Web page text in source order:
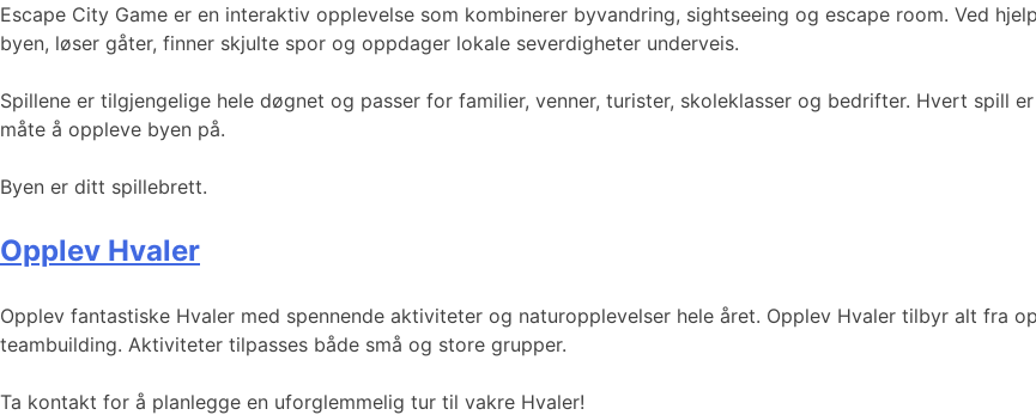
Escape City Game er en interaktiv opplevelse som kombinerer byvandring, sightseeing og escape room. Ved
byen, løser gåter, finner skjulte spor og oppdager lokale severdigheter underveis.
Spillene er tilgjengelige hele døgnet og passer for familier, venner, turister, skoleklasser og bedrifter. Hvert spill
måte å oppleve byen på.
Byen er ditt spillebrett.
Opplev Hvaler
Opplev fantastiske Hvaler med spennende aktiviteter og naturopplevelser hele året. Opplev Hvaler tilbyr alt fra
teambuilding. Aktiviteter tilpasses både små og store grupper.
Ta kontakt for å planlegge en uforglemmelig tur til vakre Hvaler!